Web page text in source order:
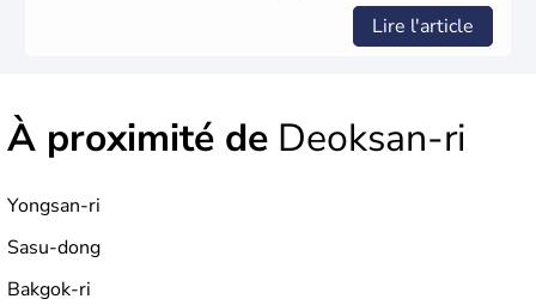
Lire l'article
À proximité de Deoksan-ri
Yongsan-ri
Sasu-dong
Bakgok-ri